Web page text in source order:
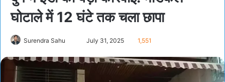
घोटाले में 12 घंटे तक चला छापा
Surendra Sahu
n
July 31, 2025 1,551